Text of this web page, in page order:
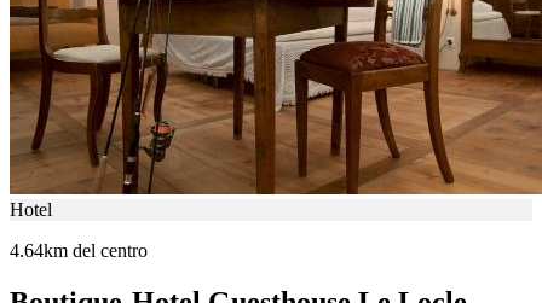
Hotel
4.64km del centro